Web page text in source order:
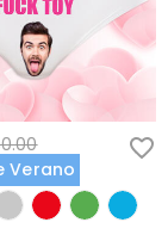
Verano